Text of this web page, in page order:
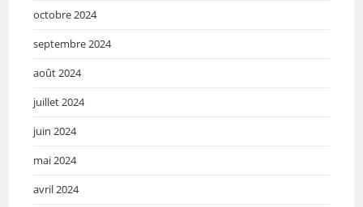
octobre 2024
septembre 2024
août 2024
juillet 2024
juin 2024
mai 2024
avril 2024